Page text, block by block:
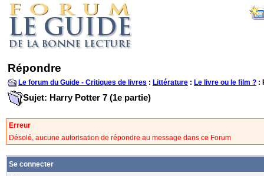
Répondre
Le forum du Guide - Critiques de livres : Littérature : Le livre ou le film ? :
Sujet: Harry Potter 7 (1e partie)
Erreur
Désolé, aucune autorisation de répondre au message dans ce Forum
Se connecter